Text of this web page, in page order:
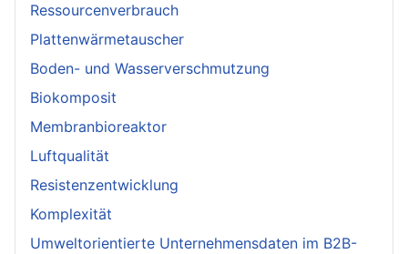
Ressourcenverbrauch
Plattenwärmetauscher
Boden- und Wasserverschmutzung
Biokomposit
Membranbioreaktor
Luftqualität
Resistenzentwicklung
Komplexität
Umweltorientierte Unternehmensdaten im B2B-